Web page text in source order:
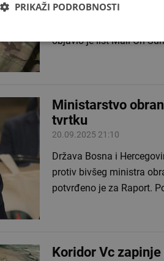
Britansko Ministarstvo
objavio je list Mail On
Ministarstvo
tvrtku
20.09.2025 21:10
Država Bosna i
protiv bivšeg ministra
potvrđeno je za Raport.
Koridor Vc
PRIKAŽI PODROBNOSTI